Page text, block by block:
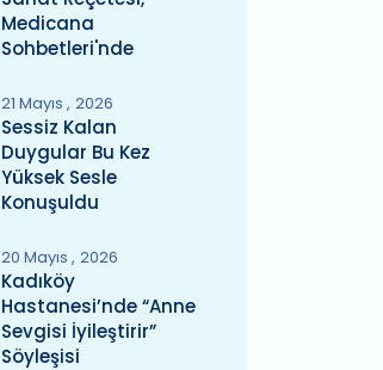
Medicana
Sohbetleri'nde
21 Mayıs 2026
Sessiz Kalan
Duygular Bu Kez
Yüksek Sesle
Konuşuldu
20 Mayıs 2026
Kadıköy
Hastanesi’nde “Anne
Sevgisi İyileştirir”
Söyleşisi